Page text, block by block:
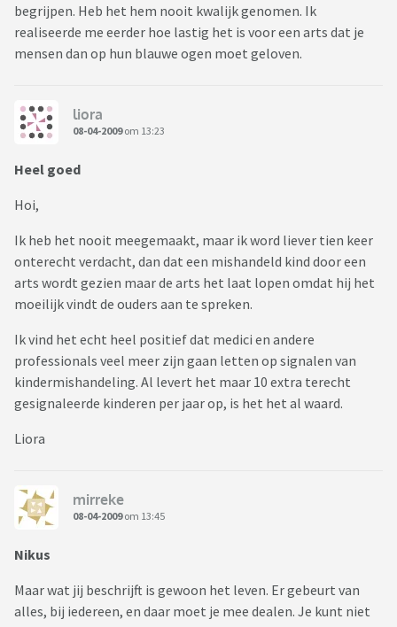
begrijpen. Heb het hem nooit kwalijk genomen. Ik
realiseerde me eerder hoe lastig het is voor een arts dat je
mensen dan op hun blauwe ogen moet geloven.
liora
08-04-2009om 13:23
Heel goed
Hoi,
Ik heb het nooit meegemaakt, maar ik word liever tien keer
onterecht verdacht, dan dat een mishandeld kind door een
arts wordt gezien maar de arts het laat lopen omdat hij het
moeilijk vindt de ouders aan te spreken.
Ik vind het echt heel positief dat medici en andere
professionals veel meer zijn gaan letten op signalen van
kindermishandeling. Al levert het maar 10 extra terecht
gesignaleerde kinderen per jaar op, is het het al waard.
Liora
mirreke
08-04-2009om 13:45
Nikus
Maar wat jij beschrijft is gewoon het leven. Er gebeurt van
alles, bij iedereen, en daar moet je mee dealen. Je kunt niet